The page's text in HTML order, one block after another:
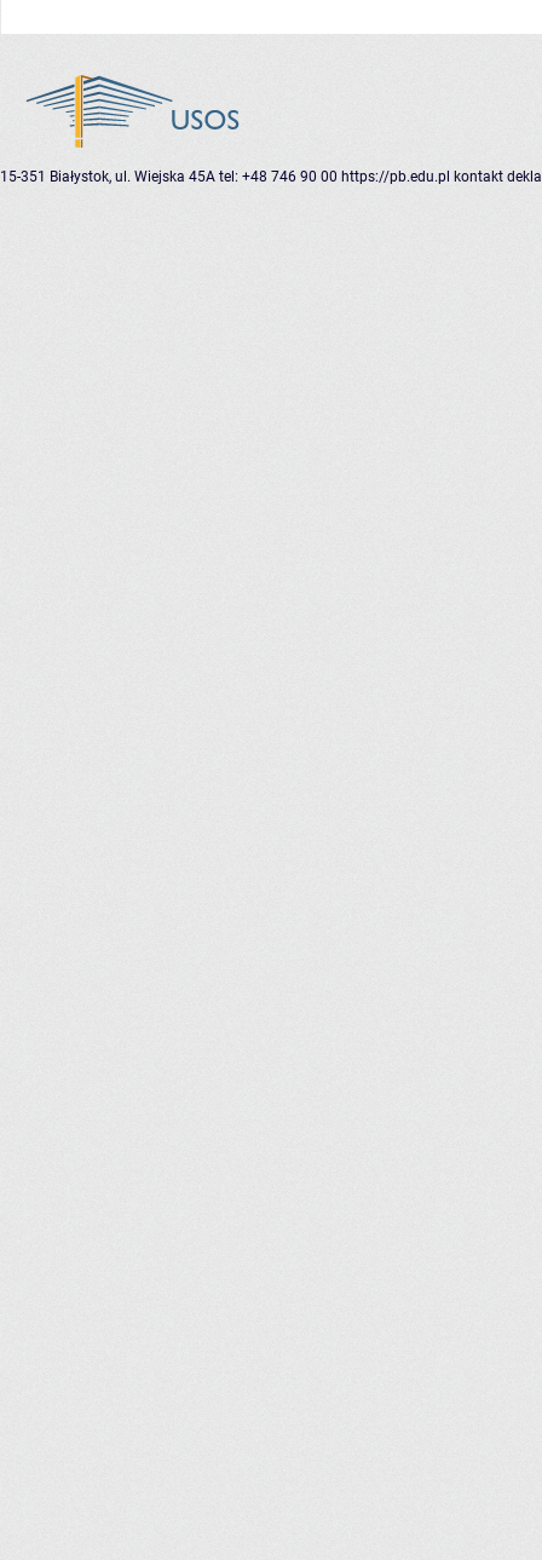
15-351 Białystok, ul. Wiejska 45A tel: +48 746 90 00 https://pb.edu.pl kontakt